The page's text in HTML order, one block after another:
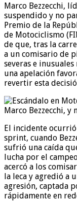
Marco Bezzecchi,
suspendido y no
Premio de la
de Motociclismo
de que, tras la
a un comisario de
severas e
una apelación
revertir esta
El incidente
sprint, cuando
sufrió una caída
lucha por el
acercó a los
la leca y agredió a
agresión, captada
rápidamente en